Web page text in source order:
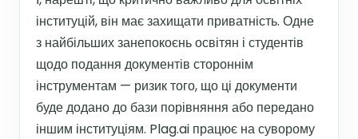
інституцій, він має захищати приватність. Одне
з найбільших занепокоєнь освітян і студентів
щодо подання документів стороннім
інструментам — ризик того, що ці документи
буде додано до бази порівняння або передано
іншим інституціям. Plag.ai працює на суворому